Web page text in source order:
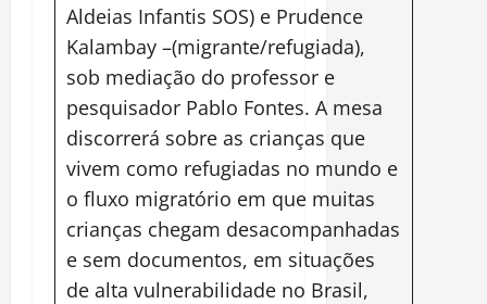
Aldeias Infantis SOS) e Prudence
Kalambay –(migrante/refugiada),
sob mediação do professor e
pesquisador Pablo Fontes. A mesa
discorrerá sobre as crianças que
vivem como refugiadas no mundo e
o fluxo migratório em que muitas
crianças chegam desacompanhadas
e sem documentos, em situações
de alta vulnerabilidade no Brasil,